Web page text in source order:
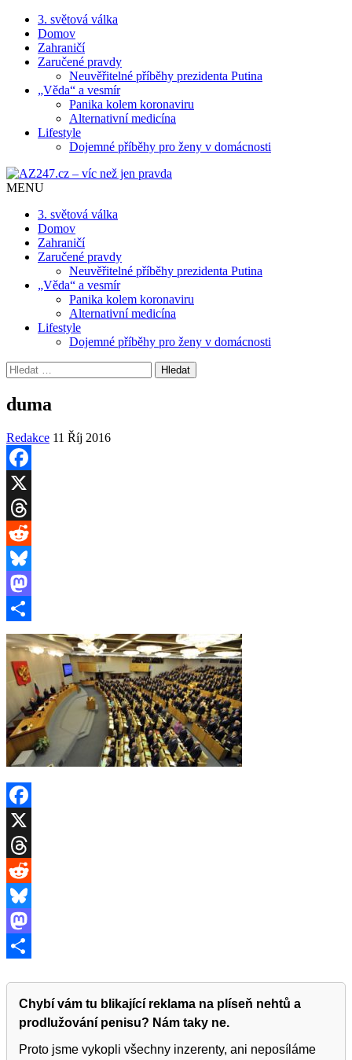
3. světová válka
Domov
Zahraničí
Zaručené pravdy
Neuvěřitelné příběhy prezidenta Putina
„Věda“ a vesmír
Panika kolem koronaviru
Alternativní medicína
Lifestyle
Dojemné příběhy pro ženy v domácnosti
MENU
3. světová válka
Domov
Zahraničí
Zaručené pravdy
Neuvěřitelné příběhy prezidenta Putina
„Věda“ a vesmír
Panika kolem koronaviru
Alternativní medicína
Lifestyle
Dojemné příběhy pro ženy v domácnosti
Vyhledávání
duma
Redakce 11 Říj 2016
Facebook
X
Threads
Reddit
Bluesky
Mastodon
Share
Facebook
X
Threads
Reddit
Bluesky
Mastodon
Chybí vám tu blikající reklama na plíseň nehtů a
prodlužování penisu? Nám taky ne.
Proto jsme vykopli všechny inzerenty, ani neposíláme